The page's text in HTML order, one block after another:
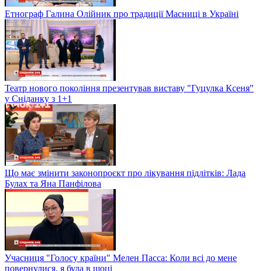
Етнограф Галина Олійник про традиції Масниці в Україні
Театр нового покоління презентував виставу "Гуцулка Ксеня"
у Сніданку з 1+1
Що має змінити законопроєкт про лікування підлітків: Лада
Булах та Яна Панфілова
Учасниця "Голосу країни" Мелен Пасса: Коли всі до мене
повернулися, я була в шоці